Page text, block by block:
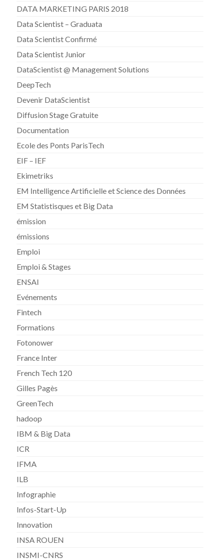
DATA MARKETING PARIS 2018
Data Scientist – Graduata
Data Scientist Confirmé
Data Scientist Junior
DataScientist @ Management Solutions
DeepTech
Devenir DataScientist
Diffusion Stage Gratuite
Documentation
Ecole des Ponts ParisTech
EIF – IEF
Ekimetriks
EM Intelligence Artificielle et Science des Données
EM Statistisques et Big Data
émission
émissions
Emploi
Emploi & Stages
ENSAI
Evénements
Fintech
Formations
Fotonower
France Inter
French Tech 120
Gilles Pagès
GreenTech
hadoop
IBM & Big Data
ICR
IFMA
ILB
Infographie
Infos-Start-Up
Innovation
INSA ROUEN
INSMI-CNRS